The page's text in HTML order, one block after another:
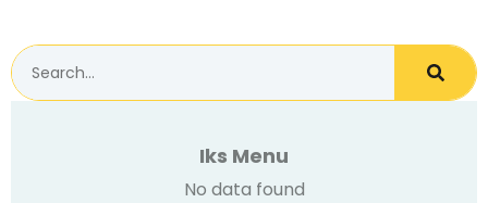
Iks Menu
No data found